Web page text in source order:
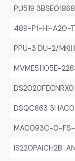
PU519
489-P1-HI-A20-
PPU-3 DU-2/
MVME51105E-
DSQC663
MAC093C-0-FS-
IS220PAICH2B